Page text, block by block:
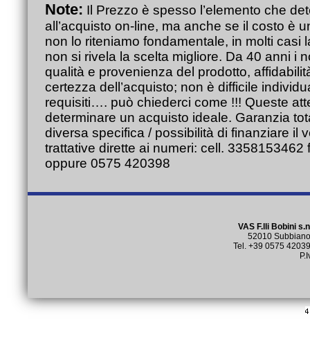
Note: Il Prezzo è spesso l’elemento che
all’acquisto on-line, ma anche se il costo è
non lo riteniamo fondamentale, in molti casi
non si rivela la scelta migliore. Da 40 anni i
qualità e provenienza del prodotto,
certezza dell’acquisto; non è difficile
requisiti…. può chiederci come !!! Queste
determinare un acquisto ideale. Garanzia
diversa specifica / possibilità di finanziare il
trattative dirette ai numeri: cell.
oppure 0575 420398
VAS F.lli Bobini
52010
Tel. +39 0575